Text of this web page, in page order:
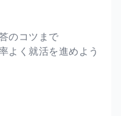
のコツまで
よく就活を進めよう